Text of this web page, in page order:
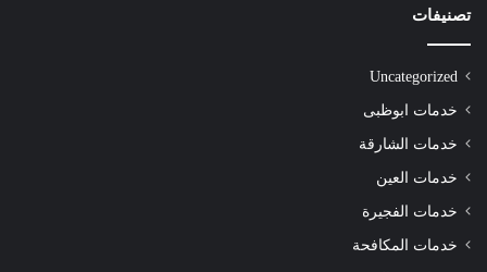
تصنيفات
Uncategorized
خدمات ابوظبى
خدمات الشارقة
خدمات العين
خدمات الفجيرة
خدمات المكافحة